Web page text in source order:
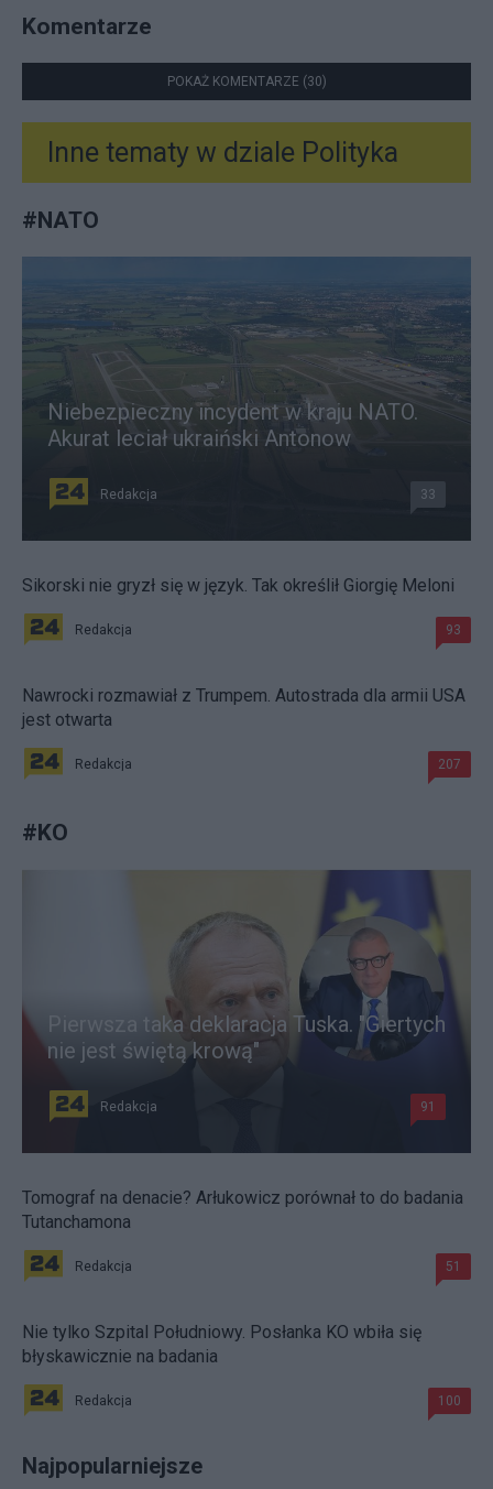
Komentarze
POKAŻ KOMENTARZE (30)
Inne tematy w dziale Polityka
#NATO
Niebezpieczny incydent w kraju NATO.
Akurat leciał ukraiński Antonow
Redakcja 33
Sikorski nie gryzł się w język. Tak określił Giorgię Meloni
Redakcja 93
Nawrocki rozmawiał z Trumpem. Autostrada dla armii USA
jest otwarta
Redakcja 207
#KO
Pierwsza taka deklaracja Tuska. "Giertych
nie jest świętą krową"
Redakcja 91
Tomograf na denacie? Arłukowicz porównał to do badania
Tutanchamona
Redakcja 51
Nie tylko Szpital Południowy. Posłanka KO wbiła się
błyskawicznie na badania
Redakcja 100
Najpopularniejsze